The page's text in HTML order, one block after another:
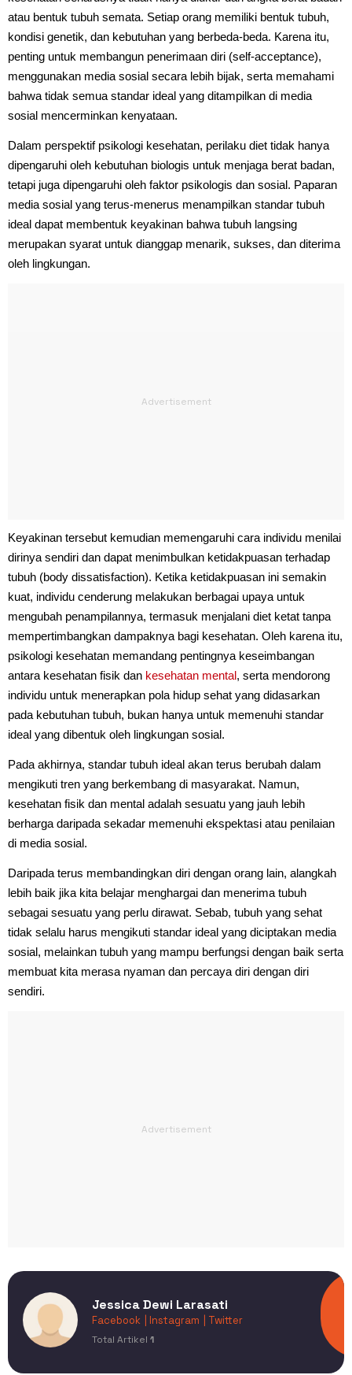
atau bentuk tubuh semata. Setiap orang memiliki bentuk tubuh,
kondisi genetik, dan kebutuhan yang berbeda-beda. Karena itu,
penting untuk membangun penerimaan diri (self-acceptance),
menggunakan media sosial secara lebih bijak, serta memahami
bahwa tidak semua standar ideal yang ditampilkan di media
sosial mencerminkan kenyataan.
Dalam perspektif psikologi kesehatan, perilaku diet tidak hanya
dipengaruhi oleh kebutuhan biologis untuk menjaga berat badan,
tetapi juga dipengaruhi oleh faktor psikologis dan sosial. Paparan
media sosial yang terus-menerus menampilkan standar tubuh
ideal dapat membentuk keyakinan bahwa tubuh langsing
merupakan syarat untuk dianggap menarik, sukses, dan diterima
oleh lingkungan.
Keyakinan tersebut kemudian memengaruhi cara individu menilai
dirinya sendiri dan dapat menimbulkan ketidakpuasan terhadap
tubuh (body dissatisfaction). Ketika ketidakpuasan ini semakin
kuat, individu cenderung melakukan berbagai upaya untuk
mengubah penampilannya, termasuk menjalani diet ketat tanpa
mempertimbangkan dampaknya bagi kesehatan. Oleh karena itu,
psikologi kesehatan memandang pentingnya keseimbangan
antara kesehatan fisik dan kesehatan mental, serta mendorong
individu untuk menerapkan pola hidup sehat yang didasarkan
pada kebutuhan tubuh, bukan hanya untuk memenuhi standar
ideal yang dibentuk oleh lingkungan sosial.
Pada akhirnya, standar tubuh ideal akan terus berubah dalam
mengikuti tren yang berkembang di masyarakat. Namun,
kesehatan fisik dan mental adalah sesuatu yang jauh lebih
berharga daripada sekadar memenuhi ekspektasi atau penilaian
di media sosial.
Daripada terus membandingkan diri dengan orang lain, alangkah
lebih baik jika kita belajar menghargai dan menerima tubuh
sebagai sesuatu yang perlu dirawat. Sebab, tubuh yang sehat
tidak selalu harus mengikuti standar ideal yang diciptakan media
sosial, melainkan tubuh yang mampu berfungsi dengan baik serta
membuat kita merasa nyaman dan percaya diri dengan diri
sendiri.
Jessica Dewi Larasati
Facebook | Instagram | Twitter
Total Artikel 1